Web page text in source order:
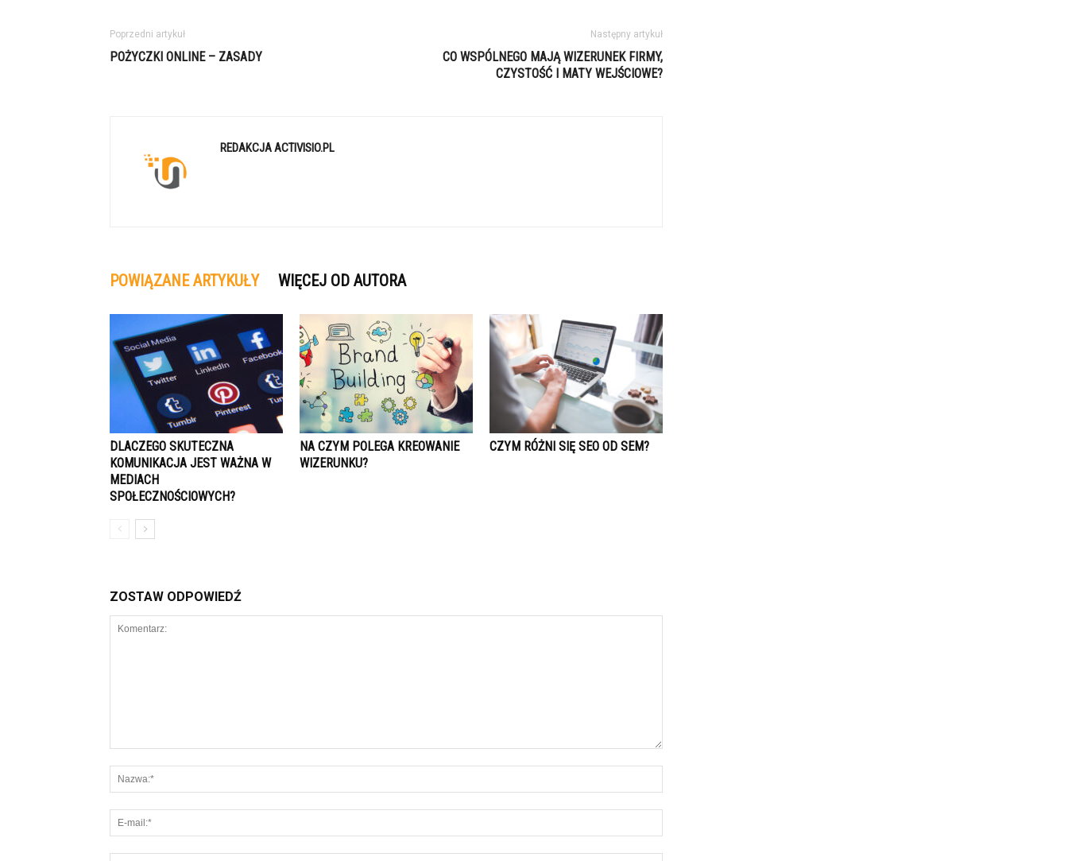
Poprzedni artykuł
POŻYCZKI ONLINE – ZASADY
Następny artykuł
CO WSPÓLNEGO MAJĄ WIZERUNEK FIRMY,
CZYSTOŚĆ I MATY WEJŚCIOWE?
REDAKCJA ACTIVISIO.PL
POWIĄZANE ARTYKUŁY WIĘCEJ OD AUTORA
DLACZEGO SKUTECZNA
KOMUNIKACJA JEST WAŻNA W
MEDIACH
SPOŁECZNOŚCIOWYCH?
NA CZYM POLEGA KREOWANIE
WIZERUNKU?
CZYM RÓŻNI SIĘ SEO OD SEM?
ZOSTAW ODPOWIEDŹ